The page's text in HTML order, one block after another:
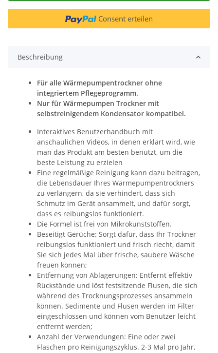
Consent erteilen
Beschreibung
Für alle Wärmepumpentrockner ohne
integriertem Pflegeprogramm.
Nur für Wärmepumpen Trockner mit
selbstreinigendem Kondensator kompatibel.
Interaktives Benutzerhandbuch mit
anschaulichen Videos, in denen erklärt wird, wie
man das Produkt am besten benutzt, um die
beste Leistung zu erzielen
Eine regelmäßige Reinigung kann dazu beitragen,
die Lebensdauer Ihres Wärmepumpentrockners
zu verlängern, da sie verhindert, dass sich
Schmutz im Gerät ansammelt, und dafür sorgt,
dass es reibungslos funktioniert.
Die Formel ist frei von Mikrokunststoffen.
Beseitigt Gerüche: Sorgt dafür, dass Ihr Trockner
reibungslos funktioniert und frisch riecht, damit
Sie sich jedes Mal über frische, saubere Wäsche
freuen können;
Entfernung von Ablagerungen: Entfernt effektiv
Rückstände und löst festsitzende Flusen, die sich
während des Trocknungsprozesses ansammeln
können. Sedimente und Flusen werden im Filter
eingeschlossen und können vom Benutzer leicht
entfernt werden;
Anzahl der Verwendungen: Eine oder zwei
Flaschen pro Reinigungszyklus. 2-3 Mal pro Jahr,